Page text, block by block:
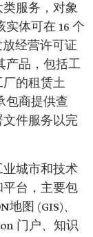
服务，对象
体可在 16 个
经营许可证
产品，包括工
的租赁土
包商提供查
件服务以完
城市和技术
台，主要包
图 (GIS)、
门户、知识